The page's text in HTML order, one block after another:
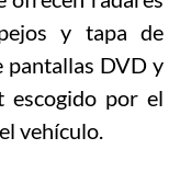
y tapa de
pantallas DVD y
escogido por el
vehículo.